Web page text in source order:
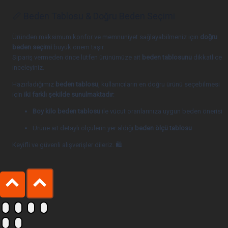
Üründen maksimum konfor ve memnuniyet sağlayabilmeniz için doğru
beden seçimi
büyük önem taşır.
Sipariş vermeden önce lütfen ürünümüze ait beden tablosunu dikkatlice
inceleyiniz.
Hazırladığımız beden tablosu , kullanıcıların en doğru ürünü seçebilmesi
için
iki farklı şekilde sunulmaktadır:
Boy kilo beden tablosu ile vücut oranlarınıza uygun beden önerisi
Ürüne ait detaylı ölçülerin yer aldığı beden ölçü tablosu
Keyifli ve güvenli alışverişler dileriz. 🛍️